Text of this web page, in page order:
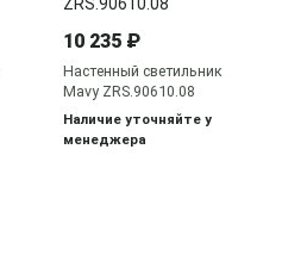
10 235 ₽
Настенный светильник
Mavy ZRS.90610.08
Наличие уточняйте у
менеджера